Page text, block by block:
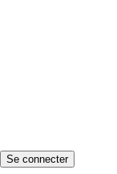
Se connecter